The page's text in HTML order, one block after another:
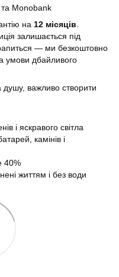
Monobank
на 12 місяців
залишається під
— ми безкоштовно
умови дбайливого
душу, важливо створити
і яскравого світла
камінів і
40%
життям і без води